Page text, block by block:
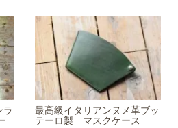
ラ
最高級イタリアンヌメ革ブッ
テーロ製 マスクケース